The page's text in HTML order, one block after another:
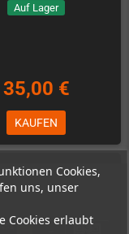
Cookies,
uns, unser
Cookies erlaubt
Auf Lager
35,00 €
KAUFEN